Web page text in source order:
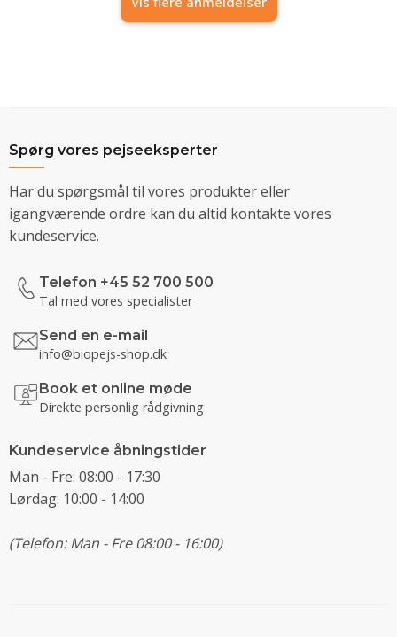
Spørg vores pejseeksperter
Har du spørgsmål til vores produkter eller
igangværende ordre kan du altid kontakte vores
kundeservice.
Telefon +45 52 700 500
Tal med vores specialister
Send en e-mail
info@biopejs-shop.dk
Book et online møde
Direkte personlig rådgivning
Kundeservice åbningstider
Man - Fre: 08:00 - 17:30
Lørdag: 10:00 - 14:00
(Telefon: Man - Fre 08:00 - 16:00)